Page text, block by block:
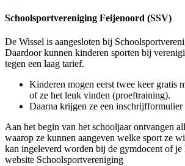
Schoolsportvereniging Feijenoord (SSV)
De Wissel is aangesloten bij
Daardoor kunnen kinderen sporten bij
tegen een laag tarief.
Kinderen mogen eerst twee keer gratis
of ze het leuk vinden (proeftraining).
Daarna krijgen ze een inschrijfformulier
Aan het begin van het schooljaar ontvangen
waarop ze kunnen aangeven welke sport ze
kan ingeleverd worden bij de gymdocent of je
website Schoolsportvereniging